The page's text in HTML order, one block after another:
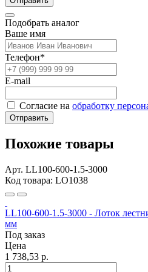
Подобрать аналог
Ваше имя
Телефон*
E-mail
Согласие на обработку
Отправить
Похожие товары
Арт. LL100-600-1.5-3000
Код товара: LO1038
LL100-600-1.5-3000 - Лоток
мм
Под заказ
Цена
1 738,53 р.